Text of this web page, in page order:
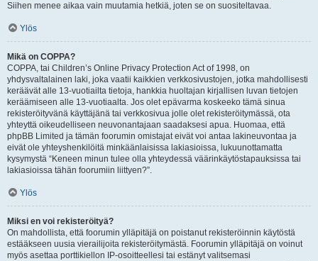
Siihen menee aikaa vain muutamia hetkiä, joten se on suositeltavaa.
Ylös
Mikä on COPPA?
COPPA, tai Children’s Online Privacy Protection Act of 1998, on
yhdysvaltalainen laki, joka vaatii kaikkien verkkosivustojen, jotka mahdollisesti
keräävät alle 13-vuotiailta tietoja, hankkia huoltajan kirjallisen luvan tietojen
keräämiseen alle 13-vuotiaalta. Jos olet epävarma koskeeko tämä sinua
rekisteröityvänä käyttäjänä tai verkkosivua jolle olet rekisteröitymässä, ota
yhteyttä oikeudelliseen neuvonantajaan saadaksesi apua. Huomaa, että
phpBB Limited ja tämän foorumin omistajat eivät voi antaa lakineuvontaa ja
eivät ole yhteyshenkilöitä minkäänlaisissa lakiasioissa, lukuunottamatta
kysymystä “Keneen minun tulee olla yhteydessä väärinkäytöstapauksissa tai
lakiasioissa tähän foorumiin liittyen?”.
Ylös
Miksi en voi rekisteröityä?
On mahdollista, että foorumin ylläpitäjä on poistanut rekisteröinnin käytöstä
estääkseen uusia vierailijoita rekisteröitymästä. Foorumin ylläpitäjä on voinut
myös asettaa porttikiellon IP-osoitteellesi tai estänyt valitsemasi